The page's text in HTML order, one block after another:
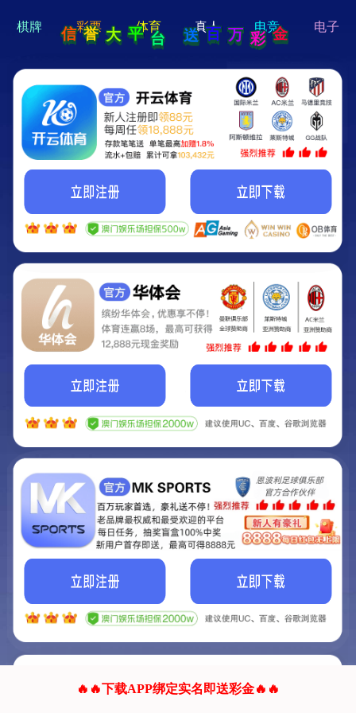
hi 💗
Hey Guys!
我们即将上线啦...
我们的网站正在建设.
它将是非常棒的网站.
联系我们!